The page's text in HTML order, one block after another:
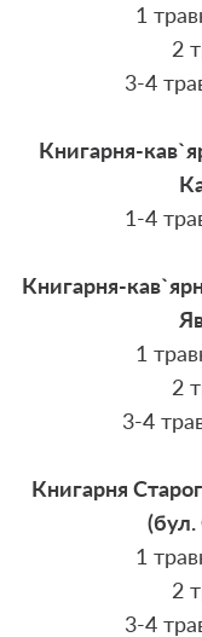
1
2
3-4
Книгарня-
1-4
Книгарня-
1
2
3-4
Книгарня
1
2
3-4